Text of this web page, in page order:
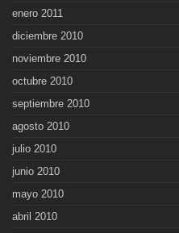
enero 2011
diciembre 2010
noviembre 2010
octubre 2010
septiembre 2010
agosto 2010
julio 2010
junio 2010
mayo 2010
abril 2010